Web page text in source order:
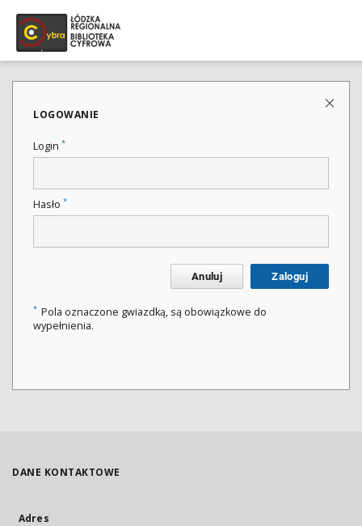
LOGOWANIE
Login *
Hasło *
Anuluj Zaloguj
* Pola oznaczone gwiazdką, są obowiązkowe do
wypełnienia.
DANE KONTAKTOWE
Adres